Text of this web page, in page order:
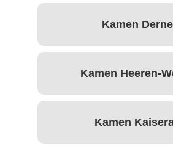
Kamen Derne
Kamen Heeren-
Kamen